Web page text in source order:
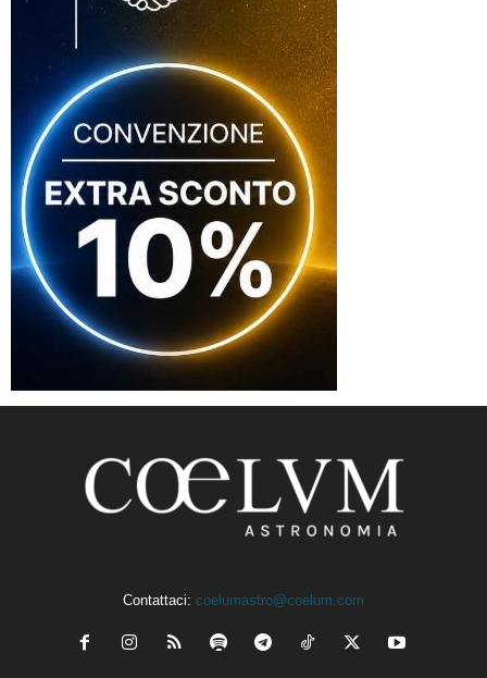
Contattaci: coelumastro@coelum.com